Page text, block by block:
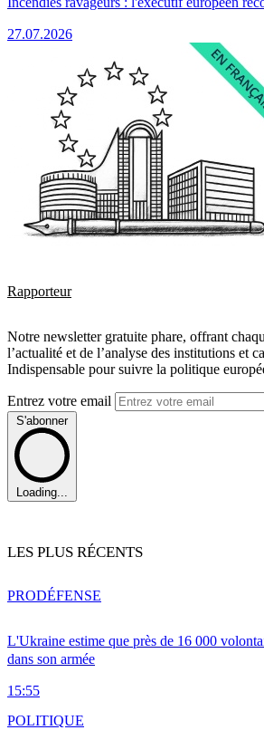
27.07.2026
Rapporteur
Notre newsletter gratuite phare, offrant
l’actualité et de l’analyse des institutions et
Indispensable pour suivre la politique
Entrez votre email
S'abonner
Loading...
LES PLUS RÉCENTS
L'Ukraine estime que près de 16 000
dans son armée
15:55
PRODÉFENSE
POLITIQUE